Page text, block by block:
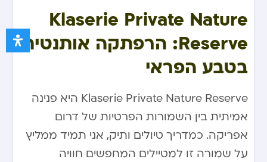
Klaserie Private Nature
Reserve: הרפתקה אותנטית
בטבע הפראי
Klaserie Private Nature Reserve היא פנינה
אמיתית בין השמורות הפרטיות של דרום
אפריקה. כמדריך טיולים ותיק, אני תמיד ממליץ
על שמורה זו למטיילים המחפשים חוויה